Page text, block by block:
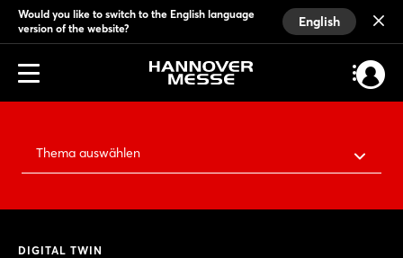
Would you like to switch to the English language
version of the website?
English
Thema auswählen
DIGITAL TWIN